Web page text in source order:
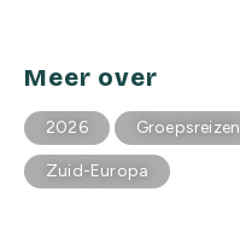
Meer over
2026 Groepsreizen
Zuid-Europa